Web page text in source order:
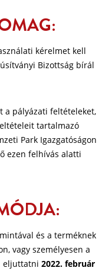
kérelmet kell
Bizottság bírál
a pályázati feltételeket,
tartalmazó
Park Igazgatóságon
ezen felhívás alatti
és a terméknek
vagy személyesen a
eljuttatni 2022. február